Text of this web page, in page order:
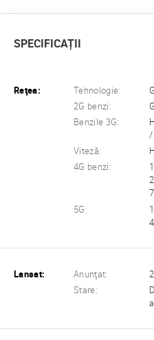
SPECIFICAȚII
Reţea: Tehnologie:
2G benzi:
Benzile 3G:
/
Viteză:
4G benzi:
5G:
Lansat: Anunţat:
Stare: